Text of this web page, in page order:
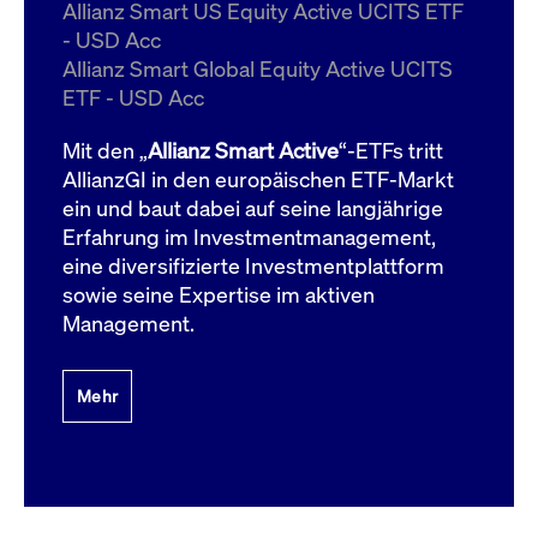
Allianz Smart US Equity Active UCITS ETF
- USD Acc
Allianz Smart Global Equity Active UCITS
ETF - USD Acc
Mit den „Allianz Smart Active“-ETFs tritt
AllianzGI in den europäischen ETF-Markt
ein und baut dabei auf seine langjährige
Erfahrung im Investmentmanagement,
eine diversifizierte Investmentplattform
sowie seine Expertise im aktiven
Management.
Mehr
ApplicationGatewayAffinityCORS
boerse.com
Domain
bis